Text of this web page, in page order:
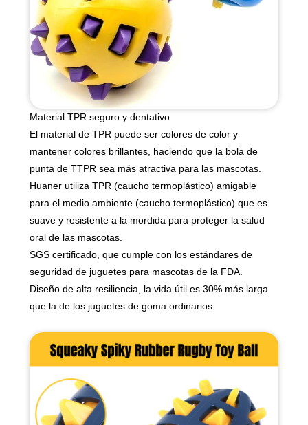
Material TPR seguro y dentativo
El material de TPR puede ser colores de color y
mantener colores brillantes, haciendo que la bola de
punta de TTPR sea más atractiva para las mascotas.
Huaner utiliza TPR (caucho termoplástico) amigable
para el medio ambiente (caucho termoplástico) que es
suave y resistente a la mordida para proteger la salud
oral de las mascotas.
SGS certificado, que cumple con los estándares de
seguridad de juguetes para mascotas de la FDA.
Diseño de alta resiliencia, la vida útil es 30% más larga
que la de los juguetes de goma ordinarios.